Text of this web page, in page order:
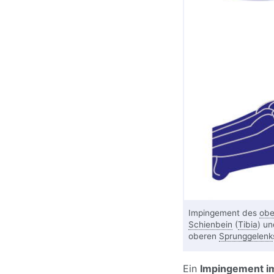
Impingement des
Schienbein (Tibia)
oberen Sprunggelenk
Ein Impingement